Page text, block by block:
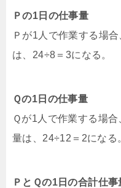
Ｐの1日の仕事量
Ｐが1人で作業する場
は、24÷8＝3になる。
Ｑの1日の仕事量
Ｑが1人で作業する場
量は、24÷12＝2になる
ＰとＱの1日の合計仕事